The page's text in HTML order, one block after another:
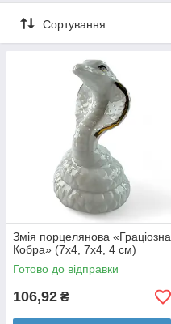
Сортування
Змія порцелянова «Граціозна
Кобра» (7х4, 7х4, 4 см)
Готово до відправки
106,92 ₴